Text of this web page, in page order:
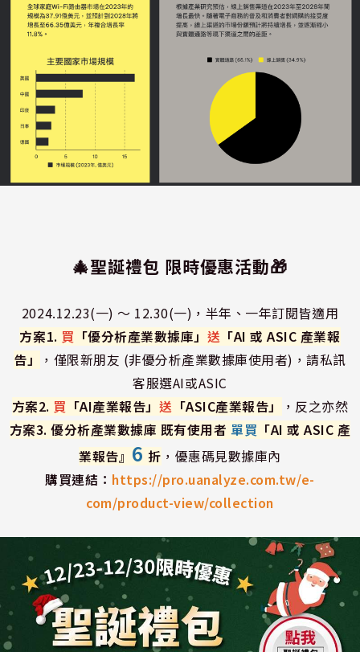
🎄聖誕禮包 限時優惠活動🎁
2024.12.23(一) ～ 12.30(一)，半年、一年訂閱皆適用
方案1. 買 「優分析產業數據庫」 送 「AI 或 ASIC 產業報
告」
，僅限新朋友 (非優分析產業數據庫使用者)，請私訊
客服選AI或ASIC
方案2. 買 「AI產業報告」 送 「ASIC產業報告」
，反之亦然
方案3. 優分析產業數據庫 既有使用者單買 「AI 或 ASIC 產
業報告』 6 折 ，優惠碼見數據庫內
購買連結： https://pro.uanalyze.com.tw/e-
com/product-view/collection